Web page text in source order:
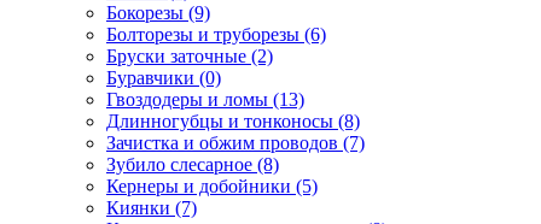
Бокорезы (9)
Болторезы и труборезы (6)
Бруски заточные (2)
Буравчики (0)
Гвоздодеры и ломы (13)
Длинногубцы и тонконосы (8)
Зачистка и обжим проводов (7)
Зубило слесарное (8)
Кернеры и добойники (5)
Киянки (7)